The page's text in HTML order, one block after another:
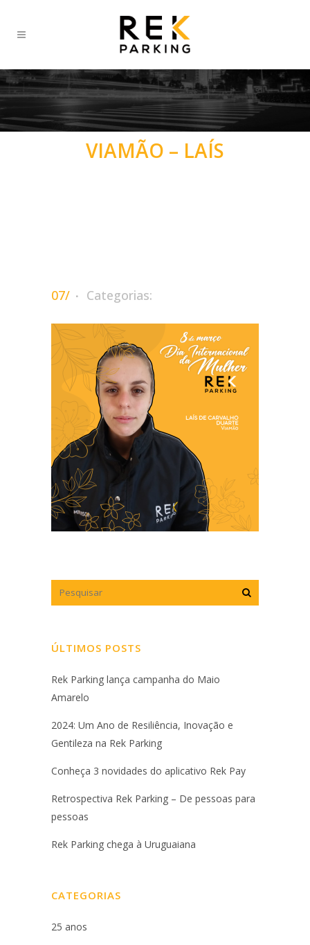
VIAMÃO – LAÍS
07/ Categorias:
ÚLTIMOS POSTS
Rek Parking lança campanha do Maio
Amarelo
2024: Um Ano de Resiliência, Inovação e
Gentileza na Rek Parking
Conheça 3 novidades do aplicativo Rek Pay
Retrospectiva Rek Parking – De pessoas para
pessoas
Rek Parking chega à Uruguaiana
CATEGORIAS
25 anos